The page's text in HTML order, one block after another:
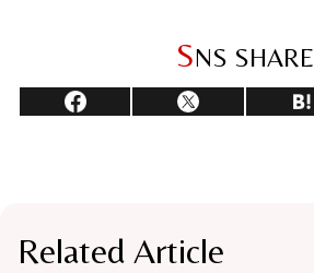
SNS SHARE
Related Article